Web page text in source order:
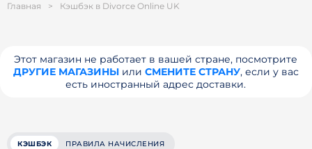
Главная > Кэшбэк в Divorce Online UK
Этот магазин не работает в вашей стране, посмотрите
ДРУГИЕ МАГАЗИНЫили СМЕНИТЕ СТРАНУ, если у вас
есть иностранный адрес доставки.
КЭШБЭК ПРАВИЛА НАЧИСЛЕНИЯ